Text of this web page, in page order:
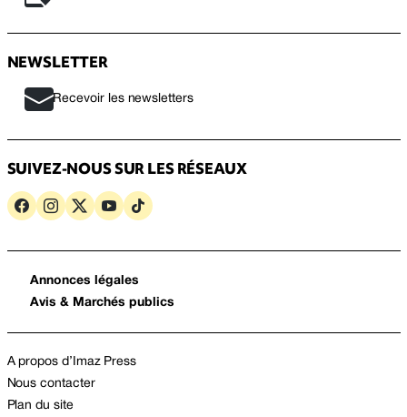
NEWSLETTER
Recevoir les newsletters
SUIVEZ-NOUS SUR LES RÉSEAUX
Annonces légales
Avis & Marchés publics
A propos d’Imaz Press
Nous contacter
Plan du site